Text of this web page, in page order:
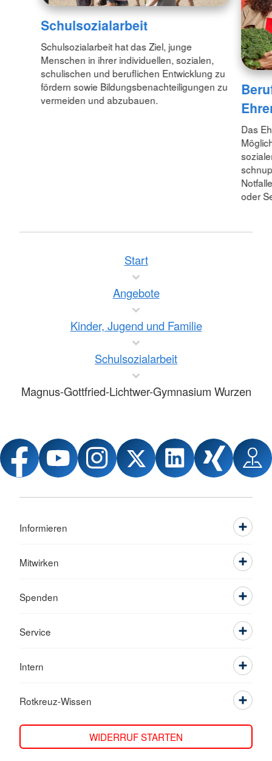
Schulsozialarbeit
Schulsozialarbeit hat das Ziel, junge
Menschen in ihrer individuellen, sozialen,
schulischen und beruflichen Entwicklung zu
fördern sowie Bildungsbenachteiligungen zu
vermeiden und abzubauen.
Das
oder
Start
Angebote
Kinder, Jugend und Familie
Schulsozialarbeit
Magnus-Gottfried-Lichtwer-Gymnasium Wurzen
Informieren
Mitwirken
Spenden
Service
Intern
Rotkreuz-Wissen
WIDERRUF STARTEN